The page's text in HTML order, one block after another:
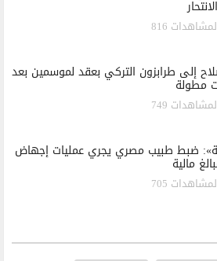
816
إلى طرابزون التركي بعقد لموسمين بعد
مطولة
749
ضبط طبيب مصري يجري عمليات إجهاض
مالية
705